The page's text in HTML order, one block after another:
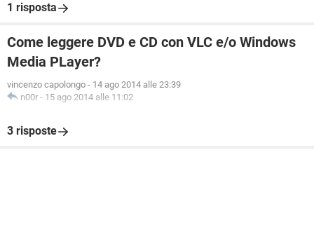
1 risposta
Come leggere DVD e CD con VLC e/o Windows
Media PLayer?
vincenzo capolongo - 14 ago 2014 alle 23:39
n00r - 15 ago 2014 alle 11:02
3 risposte